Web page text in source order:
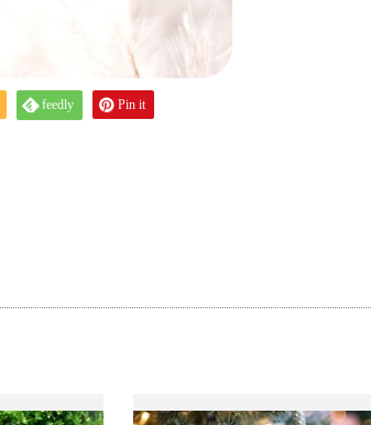
feedly Pin it